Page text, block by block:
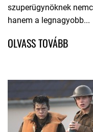
szuperügynöknek
hanem a legnagyobb...